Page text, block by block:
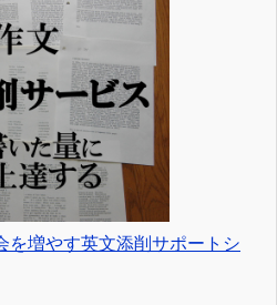
を増やす英文添削サポートシ